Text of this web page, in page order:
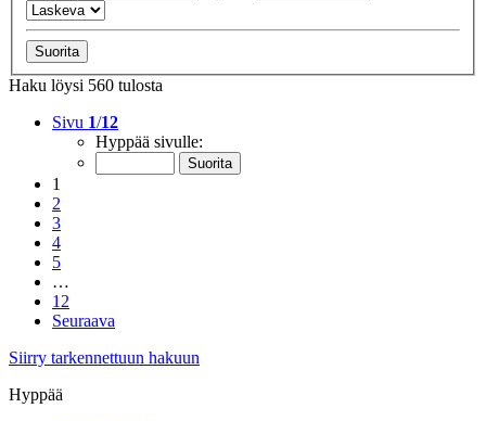
Haku löysi 560 tulosta
Sivu 1/12
Hyppää sivulle:
1
2
3
4
5
…
12
Seuraava
Siirry tarkennettuun hakuun
Hyppää